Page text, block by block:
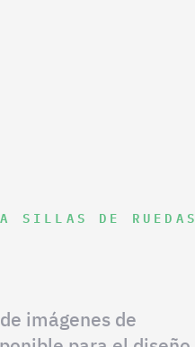
SILLAS DE RUEDAS
imágenes de